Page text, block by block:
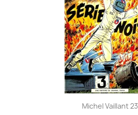
Michel Vaillant 23